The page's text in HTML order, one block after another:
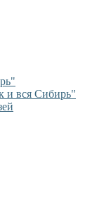
и вся Сибирь"